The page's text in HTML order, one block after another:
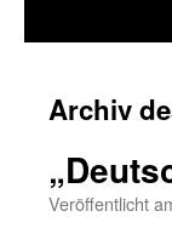
Archiv
Veröffentlicht